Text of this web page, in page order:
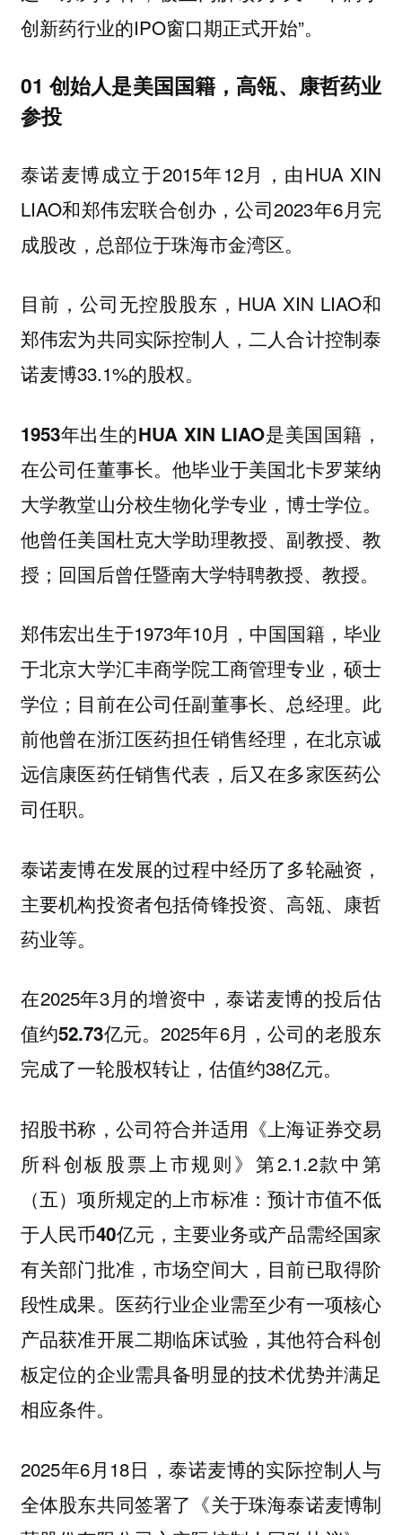
创新药行业的IPO窗口期正式开始”。
01 创始人是美国国籍，高瓴、康哲药业
参投
泰诺麦博成立于2015年12月，由HUA XIN
LIAO和郑伟宏联合创办，公司2023年6月完
成股改，总部位于珠海市金湾区。
目前，公司无控股股东，HUA XIN LIAO和
郑伟宏为共同实际控制人，二人合计控制泰
诺麦博33.1%的股权。
1953年出生的HUA XIN LIAO是美国国籍 ，
在公司任董事长。他毕业于美国北卡罗莱纳
大学教堂山分校生物化学专业，博士学位。
他曾任美国杜克大学助理教授、副教授、教
授；回国后曾任暨南大学特聘教授、教授。
郑伟宏出生于1973年10月，中国国籍，毕业
于北京大学汇丰商学院工商管理专业，硕士
学位；目前在公司任副董事长、总经理。此
前他曾在浙江医药担任销售经理，在北京诚
远信康医药任销售代表，后又在多家医药公
司任职。
泰诺麦博在发展的过程中经历了多轮融资，
主要机构投资者包括倚锋投资、高瓴、康哲
药业等。
在2025年3月的增资中，泰诺麦博的投后估
值约52.73亿元。2025年6月，公司的老股东
完成了一轮股权转让，估值约38亿元。
招股书称，公司符合并适用《上海证券交易
所科创板股票上市规则》第2.1.2款中第
（五）项所规定的上市标准：预计市值不低
于人民币40亿元 ，主要业务或产品需经国家
有关部门批准，市场空间大，目前已取得阶
段性成果。医药行业企业需至少有一项核心
产品获准开展二期临床试验，其他符合科创
板定位的企业需具备明显的技术优势并满足
相应条件。
2025年6月18日，泰诺麦博的实际控制人与
全体股东共同签署了《关于珠海泰诺麦博制